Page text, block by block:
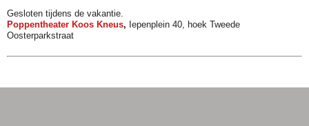
Gesloten tijdens de vakantie.
Poppentheater Koos Kneus, Iepenplein 40, hoek Tweede
Oosterparkstraat